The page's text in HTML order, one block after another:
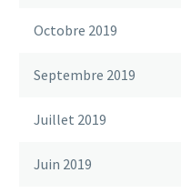
Octobre 2019
Septembre 2019
Juillet 2019
Juin 2019